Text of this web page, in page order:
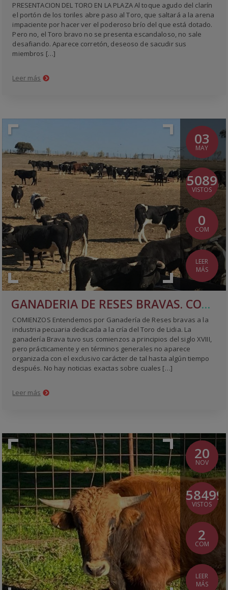
PRESENTACION DEL TORO EN LA PLAZA Al toque agudo del clarín
el portón de los toriles abre paso al Toro, que saltará a la arena
impaciente por hacer ver el poderoso brío del que está dotado.
Pero no, el Toro bravo no se presenta escandaloso, no sale
desafiando. Aparece corretón, deseoso de sacudir sus
miembros […]
Leer más
03
MAY
5089
VISTOS
0
COM
LEER
MÁS
GANADERIA DE RESES BRAVAS. COMIENZOS Y FLORECIMIENTO
COMIENZOS Entendemos por Ganadería de Reses bravas a la
industria pecuaria dedicada a la cría del Toro de Lidia. La
ganadería Brava tuvo sus comienzos a principios del siglo XVIII,
pero prácticamente y en términos generales no aparece
organizada con el exclusivo carácter de tal hasta algún tiempo
después. No hay noticias exactas sobre cuales […]
Leer más
20
NOV
58499
VISTOS
2
COM
LEER
MÁS